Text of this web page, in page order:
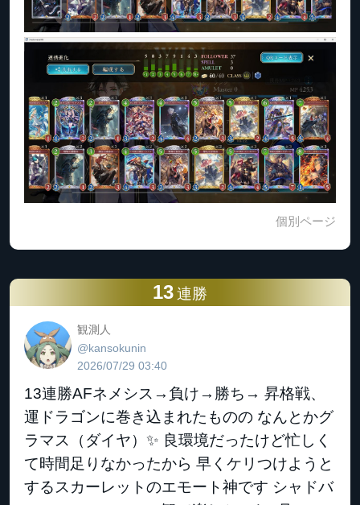
個別ページ
13 連勝
観測人
@kansokunin
2026/07/29 03:40
13連勝AFネメシス→負け→勝ち→ 昇格戦、
運ドラゴンに巻き込まれたものの なんとかグ
ラマス（ダイヤ）✨ 良環境だったけど忙しく
て時間足りなかったから 早くケリつけようと
するスカーレットのエモート神です シャドバ